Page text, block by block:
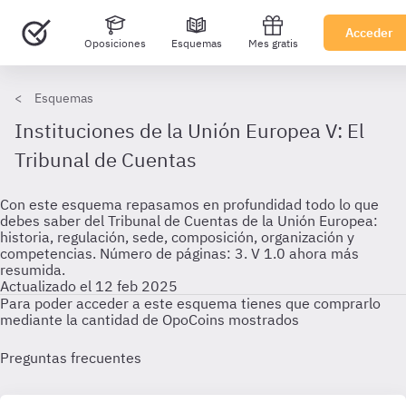
Oposiciones Esquemas Mes gratis
Acceder
Esquemas
Instituciones de la Unión Europea V: El
Tribunal de Cuentas
Con este esquema repasamos en profundidad todo lo que
debes saber del Tribunal de Cuentas de la Unión Europea:
historia, regulación, sede, composición, organización y
competencias. Número de páginas: 3. V 1.0 ahora más
resumida.
Actualizado el 12 feb 2025
Para poder acceder a este esquema tienes que comprarlo
mediante la cantidad de OpoCoins mostrados
Preguntas frecuentes